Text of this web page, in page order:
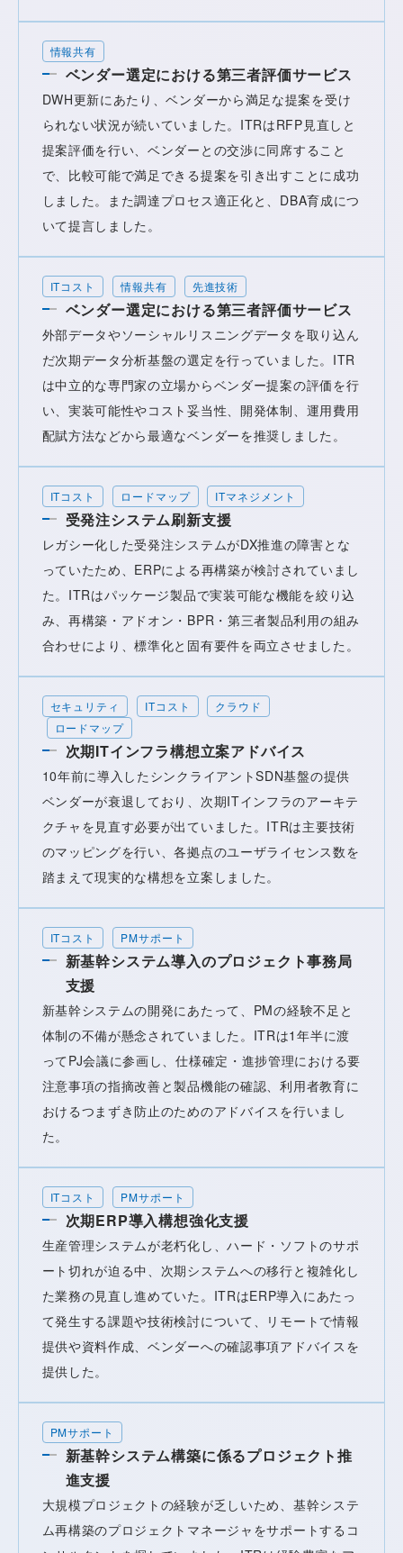
情報共有
ベンダー選定における第三者評価サービス
DWH更新にあたり、ベンダーから満足な提案を受け
られない状況が続いていました。ITRはRFP見直しと
提案評価を行い、ベンダーとの交渉に同席すること
で、比較可能で満足できる提案を引き出すことに成功
しました。また調達プロセス適正化と、DBA育成につ
いて提言しました。
ITコスト 情報共有 先進技術
ベンダー選定における第三者評価サービス
外部データやソーシャルリスニングデータを取り込ん
だ次期データ分析基盤の選定を行っていました。ITR
は中立的な専門家の立場からベンダー提案の評価を行
い、実装可能性やコスト妥当性、開発体制、運用費用
配賦方法などから最適なベンダーを推奨しました。
ITコスト ロードマップ ITマネジメント
受発注システム刷新支援
レガシー化した受発注システムがDX推進の障害とな
っていたため、ERPによる再構築が検討されていまし
た。ITRはパッケージ製品で実装可能な機能を絞り込
み、再構築・アドオン・BPR・第三者製品利用の組み
合わせにより、標準化と固有要件を両立させました。
セキュリティ ITコスト
クラウド
ロードマップ
次期ITインフラ構想立案アドバイス
10年前に導入したシンクライアントSDN基盤の提供
ベンダーが衰退しており、次期ITインフラのアーキテ
クチャを見直す必要が出ていました。ITRは主要技術
のマッピングを行い、各拠点のユーザライセンス数を
踏まえて現実的な構想を立案しました。
ITコスト PMサポート
新基幹システム導入のプロジェクト事務局
支援
新基幹システムの開発にあたって、PMの経験不足と
体制の不備が懸念されていました。ITRは1年半に渡
ってPJ会議に参画し、仕様確定・進捗管理における要
注意事項の指摘改善と製品機能の確認、利用者教育に
おけるつまずき防止のためのアドバイスを行いまし
た。
ITコスト PMサポート
次期ERP導入構想強化支援
生産管理システムが老朽化し、ハード・ソフトのサポ
ート切れが迫る中、次期システムへの移行と複雑化し
た業務の見直し進めていた。ITRはERP導入にあたっ
て発生する課題や技術検討について、リモートで情報
提供や資料作成、ベンダーへの確認事項アドバイスを
提供した。
PMサポート
新基幹システム構築に係るプロジェクト推
進支援
大規模プロジェクトの経験が乏しいため、基幹システ
ム再構築のプロジェクトマネージャをサポートするコ